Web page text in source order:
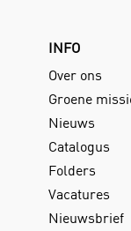
INFO
Over ons
Groene
Nieuws
Catalogus
Folders
Vacatures
Nieuwsbrief